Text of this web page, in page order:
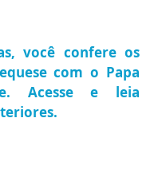
você confere os
com o Papa
Acesse e leia